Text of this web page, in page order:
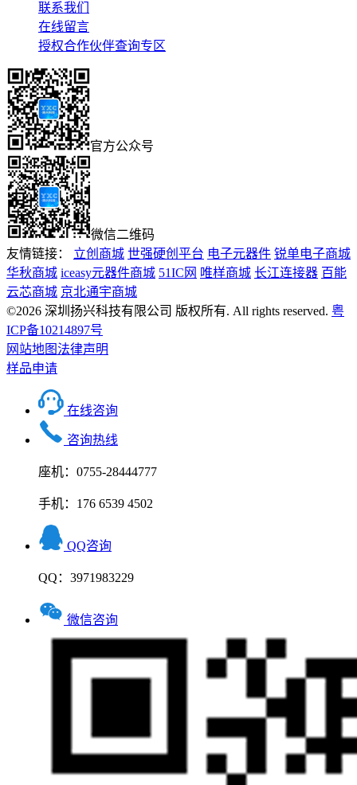
联系我们
在线留言
授权合作伙伴查询专区
官方公众号
微信二维码
友情链接： 立创商城 世强硬创平台 电子元器件 锐单电子商城
华秋商城 iceasy元器件商城 51IC网 唯样商城 长江连接器 百能
云芯商城 京北通宇商城
©2026 深圳扬兴科技有限公司 版权所有. All rights reserved. 粤
ICP备10214897号
网站地图法律声明
样品申请
在线咨询
咨询热线
座机：0755-28444777
手机：176 6539 4502
QQ咨询
QQ：3971983229
微信咨询